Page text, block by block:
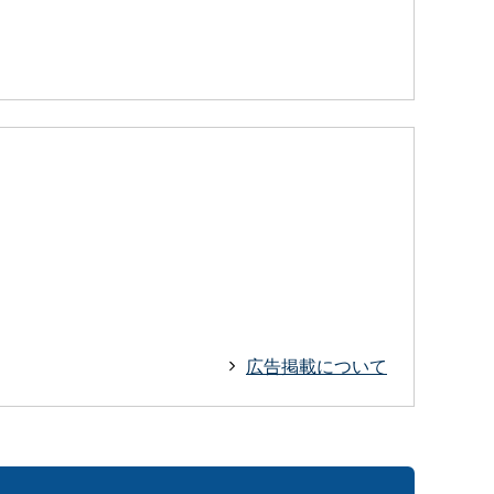
広告掲載について